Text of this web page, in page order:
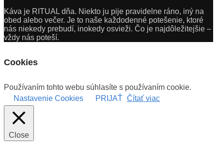
Káva je RITUAL dňa. Niekto ju pije pravidelne ráno, iný na
obed alebo večer. Je to naše každodenné potešenie, ktoré
nás niekedy prebudí, inokedy osvieži. Čo je najdôležitejšie –
vždy nás poteší.
Cookies
Používaním tohto webu súhlasíte s používaním cookie.
Nastavenie Cookies
PRIJAŤ Čítať viac
Close